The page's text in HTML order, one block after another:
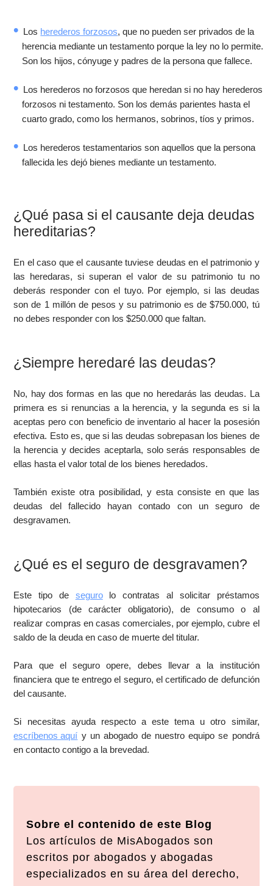
Los herederos forzosos, que no pueden ser privados de la
herencia mediante un testamento porque la ley no lo permite.
Son los hijos, cónyuge y padres de la persona que fallece.
Los herederos no forzosos que heredan si no hay herederos
forzosos ni testamento. Son los demás parientes hasta el
cuarto grado, como los hermanos, sobrinos, tíos y primos.
Los herederos testamentarios son aquellos que la persona
fallecida les dejó bienes mediante un testamento.
¿Qué pasa si el causante deja deudas
hereditarias?
En el caso que el causante tuviese deudas en el patrimonio y
las heredaras, si superan el valor de su patrimonio tu no
deberás responder con el tuyo. Por ejemplo, si las deudas
son de 1 millón de pesos y su patrimonio es de $750.000, tú
no debes responder con los $250.000 que faltan.
¿Siempre heredaré las deudas?
No, hay dos formas en las que no heredarás las deudas. La
primera es si renuncias a la herencia, y la segunda es si la
aceptas pero con beneficio de inventario al hacer la posesión
efectiva. Esto es, que si las deudas sobrepasan los bienes de
la herencia y decides aceptarla, solo serás responsables de
ellas hasta el valor total de los bienes heredados.
También existe otra posibilidad, y esta consiste en que las
deudas del fallecido hayan contado con un seguro de
desgravamen.
¿Qué es el seguro de desgravamen?
Este tipo de segurolo contratas al solicitar préstamos
hipotecarios (de carácter obligatorio), de consumo o al
realizar compras en casas comerciales, por ejemplo, cubre el
saldo de la deuda en caso de muerte del titular.
Para que el seguro opere, debes llevar a la institución
financiera que te entrego el seguro, el certificado de defunción
del causante.
Si necesitas ayuda respecto a este tema u otro similar,
escríbenos aquí y un abogado de nuestro equipo se pondrá
en contacto contigo a la brevedad.
Sobre el contenido de este Blog
Los artículos de MisAbogados son
escritos por abogados y abogadas
especializados en su área del derecho,